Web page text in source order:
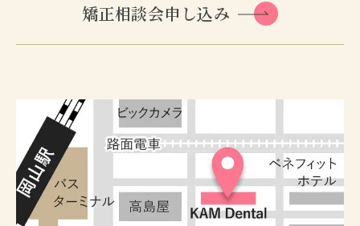
矯正相談会申し込み